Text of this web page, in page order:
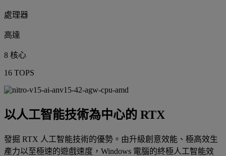
處理器
高達
8 核心
16 TOPS
以人工智能技術為中心的 RTX
發掘 RTX 人工智能技術的優勢。由升級創意效能、極高效生
產力以至極速的遊戲速度，Windows 電腦的終極人工智能效